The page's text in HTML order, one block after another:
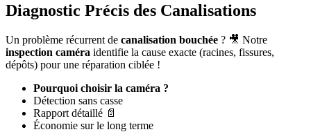
Diagnostic Précis des Canalisations
Un problème récurrent de canalisation bouchée ? 🎥 Notre
inspection caméra identifie la cause exacte (racines, fissures,
dépôts) pour une réparation ciblée !
Pourquoi choisir la caméra ?
Détection sans casse
Rapport détaillé 📄
Économie sur le long terme